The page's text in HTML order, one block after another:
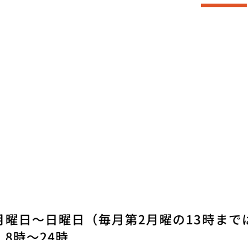
曜日〜日曜日（毎月第2月曜の13時まで
8時〜24時